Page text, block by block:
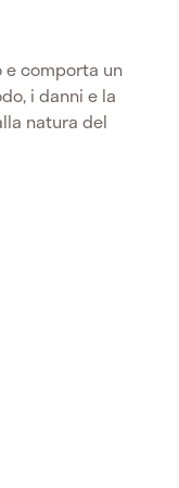
e comporta un
i danni e la
natura del